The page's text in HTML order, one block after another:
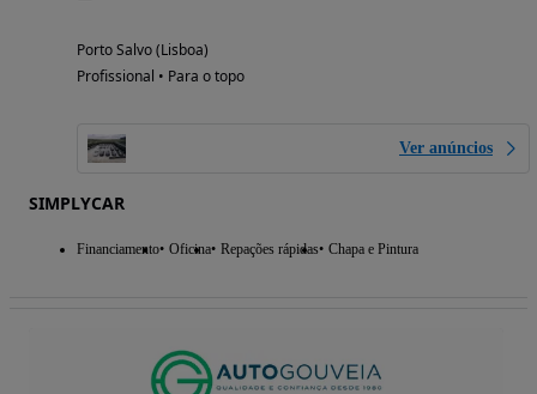
Porto Salvo (Lisboa)
Profissional • Para o topo
Ver anúncios
SIMPLYCAR
Financiamento Oficina Repações rápidas Chapa e Pintura